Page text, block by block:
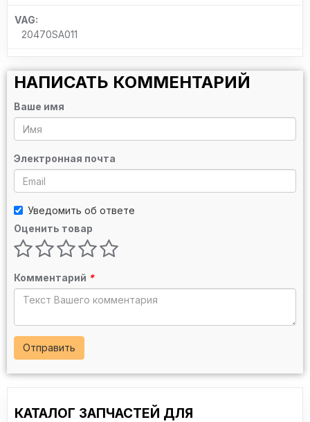
VAG:
20470SA011
НАПИСАТЬ КОММЕНТАРИЙ
Ваше имя
Электронная почта
Уведомить об ответе
Оценить товар
Комментарий *
Отправить
КАТАЛОГ ЗАПЧАСТЕЙ ДЛЯ